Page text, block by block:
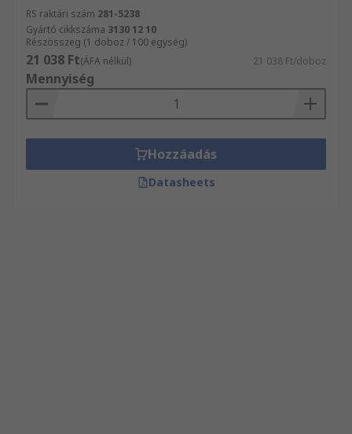
RS raktári szám 281-5238
Gyártó cikkszáma 3130 12 10
Részösszeg (1 doboz / 100 egység)
21 038 Ft(ÁFA nélkül) 21 038 Ft/doboz
Mennyiség
Hozzáadás
Datasheets